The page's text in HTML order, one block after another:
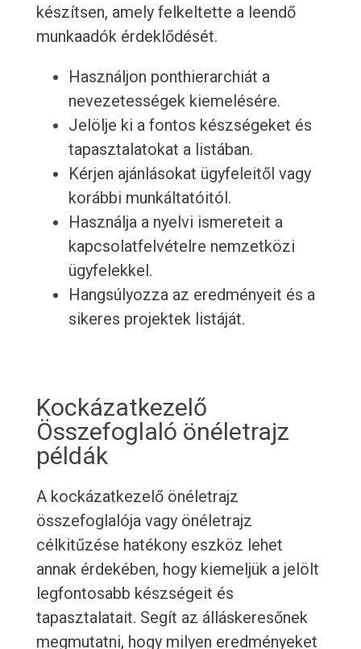
készítsen, amely felkeltette a leendő
munkaadók érdeklődését.
Használjon ponthierarchiát a
nevezetességek kiemelésére.
Jelölje ki a fontos készségeket és
tapasztalatokat a listában.
Kérjen ajánlásokat ügyfeleitől vagy
korábbi munkáltatóitól.
Használja a nyelvi ismereteit a
kapcsolatfelvételre nemzetközi
ügyfelekkel.
Hangsúlyozza az eredményeit és a
sikeres projektek listáját.
Kockázatkezelő
Összefoglaló önéletrajz
példák
A kockázatkezelő önéletrajz
összefoglalója vagy önéletrajz
célkitűzése hatékony eszköz lehet
annak érdekében, hogy kiemeljük a jelölt
legfontosabb készségeit és
tapasztalatait. Segít az álláskeresőnek
megmutatni, hogy milyen eredményeket